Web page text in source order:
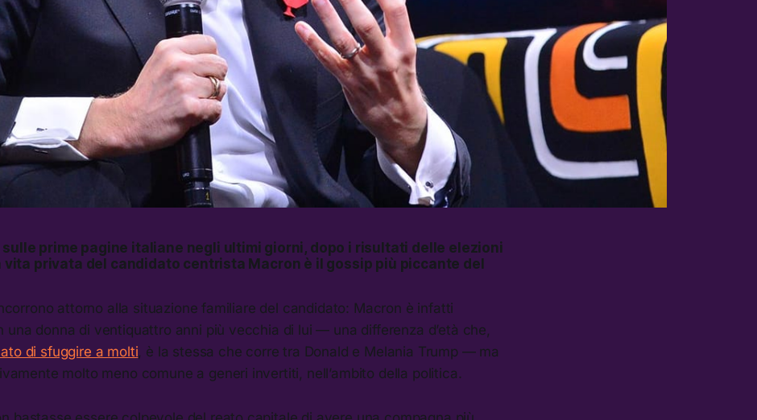
prime pagine italiane negli ultimi giorni, dopo i risultati delle elezioni
vita privata del candidato centrista Macron è il gossip più piccante del
attorno alla situazione familiare del candidato: Macron è infatti
una donna di ventiquattro anni più vecchia di lui — una differenza d’età che,
di sfuggire a molti , è la stessa che corre tra Donald e Melania Trump — ma
molto meno comune a generi invertiti, nell’ambito della politica.